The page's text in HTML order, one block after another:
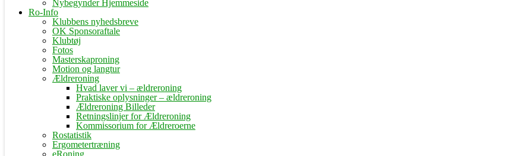
Nybegynder Hjemmeside
Ro-Info
Klubbens nyhedsbreve
OK Sponsoraftale
Klubtøj
Fotos
Masterskaproning
Motion og langtur
Ældreroning
Hvad laver vi – ældreroning
Praktiske oplysninger – ældreroning
Ældreroning Billeder
Retningslinjer for Ældreroning
Kommissorium for Ældreroerne
Rostatistik
Ergometertræning
eRoning